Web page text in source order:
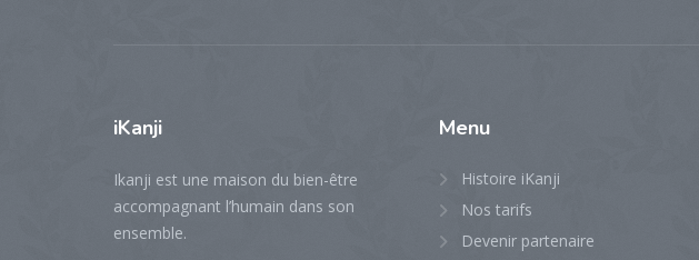
iKanji
Ikanji est une maison du bien-être
accompagnant l’humain dans son
ensemble.
Menu
Histoire iKanji
Nos tarifs
Devenir partenaire